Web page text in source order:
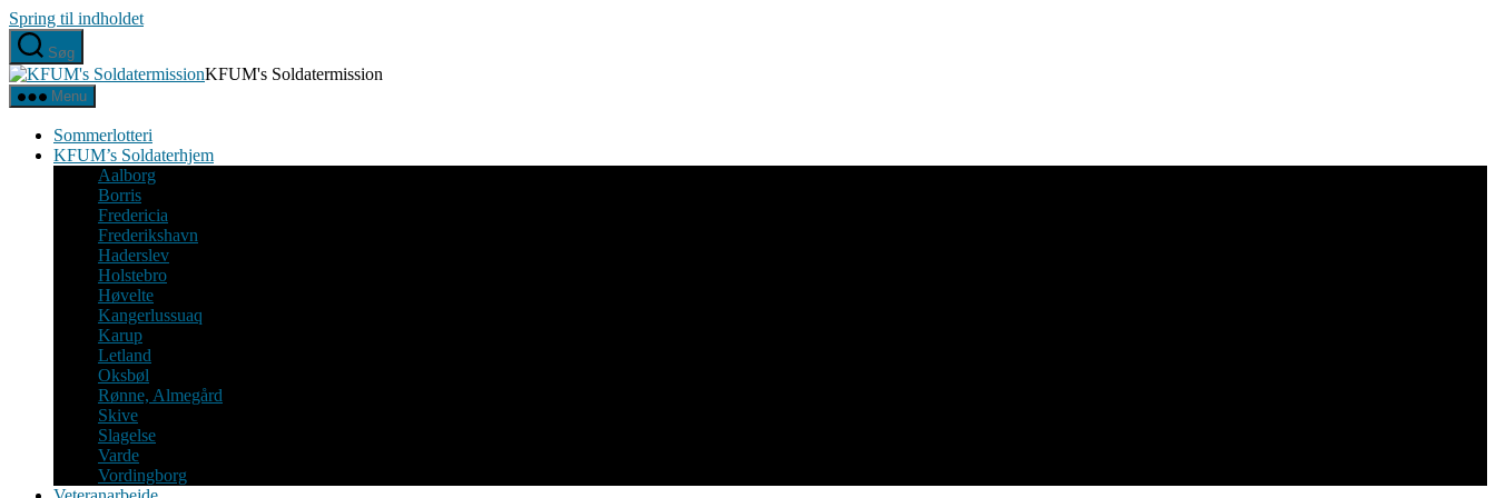
Spring til indholdet
Søg
KFUM's Soldatermission
Menu
Sommerlotteri
KFUM’s Soldaterhjem
Aalborg
Borris
Fredericia
Frederikshavn
Haderslev
Holstebro
Høvelte
Kangerlussuaq
Karup
Letland
Oksbøl
Rønne, Almegård
Skive
Slagelse
Varde
Vordingborg